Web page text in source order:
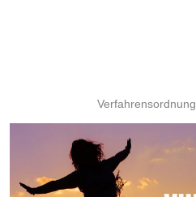
Verfahrensordnung